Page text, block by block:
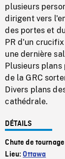
plusieurs
dirigent vers
des portes et
PR d'un
une dernière
Plusieurs
de la GRC
Divers plans
cathédrale.
DÉTAILS
Chute de
Lieu:Ottawa